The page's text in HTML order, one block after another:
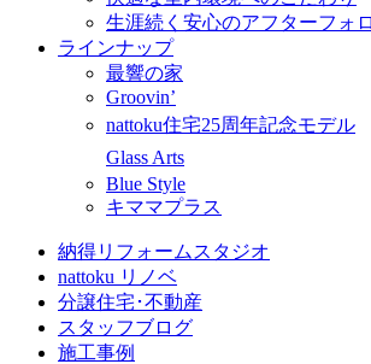
生涯続く安心のアフターフォ
ラインナップ
最響の家
Groovin’
nattoku住宅25周年記念モデル
Glass Arts
Blue Style
キママプラス
納得リフォームスタジオ
nattoku リノベ
分譲住宅･不動産
スタッフブログ
施工事例